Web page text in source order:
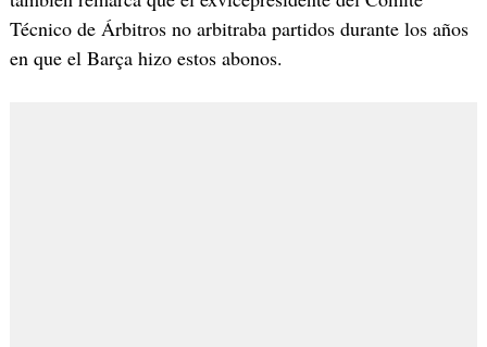
Técnico de Árbitros no arbitraba partidos durante los años
en que el Barça hizo estos abonos.